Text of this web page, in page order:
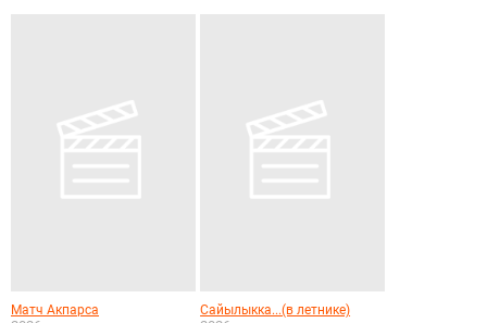
Матч Акпарса Сайылыкка...(в летнике)